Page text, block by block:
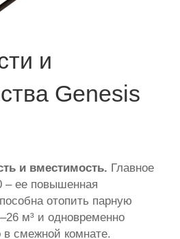
и
Genesis
и вместимость. Главное
– ее повышенная
отопить парную
м³ и одновременно
в смежной комнате.